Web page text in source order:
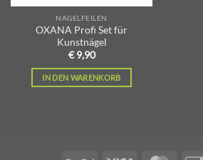
NAGELFEILEN
OXANA Profi Set für
Kunstnägel
€ 9,90
IN DEN WARENKORB